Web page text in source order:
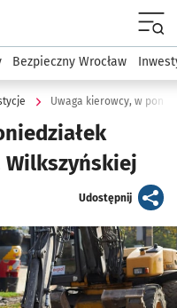
Dla mieszkańca
Bezpieczny Wrocław
Uwaga kierowcy, w
Udostępnijartykuł